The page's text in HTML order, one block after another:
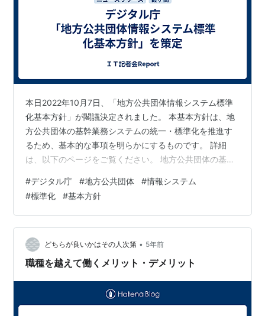
本日2022年10月7日、「地方公共団体情報システム標準
化基本方針」が閣議決定されました。 本基本方針は、地
方公共団体の基幹業務システムの統一・標準化を推進す
るため、基本的な事項を明らかにするものです。 詳細
は、以下のページをご覧ください。 地方公共団体の基幹
#デジタル庁 #地方公共団体 #情報システム
#標準化 #基本方針
どちらが良いかはその人次第 • 5年前
職種を越えて働くメリット・デメリット